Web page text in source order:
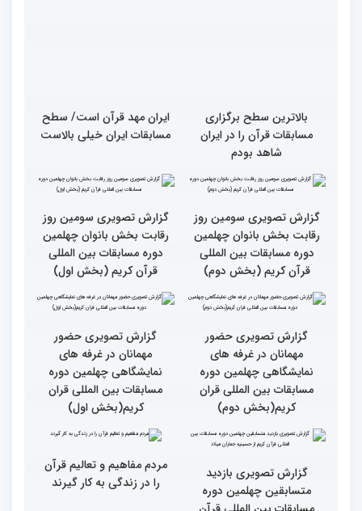
بالاترین سطح برگزاری
مسابقات قرآن را در ایران
شاهد بودم
ایران مهد قرآن است/ سطح
مسابقات ایران خیلی بالاست
گزارش تصویری سومین روز
رقابت بخش بانوان چهلمین
دوره مسابقات بین المللی
قرآن کریم (بخش دوم)
گزارش تصویری سومین روز
رقابت بخش بانوان چهلمین
دوره مسابقات بین المللی
قرآن کریم (بخش اول)
گزارش تصویری حضور
مهمانان در غرفه های
نمایشگاهی چهلمین دوره
مسابقات بین المللی قران
کریم(بخش دوم)
گزارش تصویری حضور
مهمانان در غرفه های